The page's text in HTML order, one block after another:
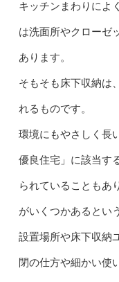
キッチンまわりによ
は洗面所やクローゼ
あります。
そもそも床下収納は
れるものです。
環境にもやさしく長
優良住宅」に該当す
られていることもあ
がいくつかあるとい
設置場所や床下収納
閉の仕方や細かい使